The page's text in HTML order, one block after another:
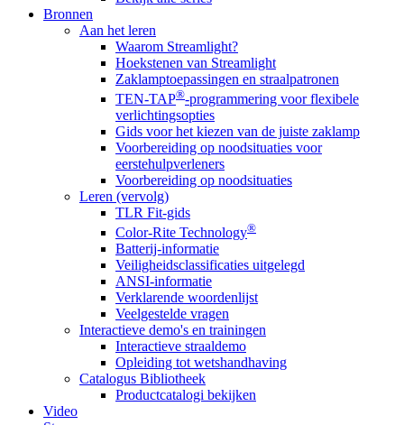
Bronnen
Aan het leren
Waarom Streamlight?
Hoekstenen van Streamlight
Zaklamptoepassingen en straalpatronen
TEN-TAP®-programmering voor flexibele
verlichtingsopties
Gids voor het kiezen van de juiste zaklamp
Voorbereiding op noodsituaties voor
eerstehulpverleners
Voorbereiding op noodsituaties
Leren (vervolg)
TLR Fit-gids
Color-Rite Technology®
Batterij-informatie
Veiligheidsclassificaties uitgelegd
ANSI-informatie
Verklarende woordenlijst
Veelgestelde vragen
Interactieve demo's en trainingen
Interactieve straaldemo
Opleiding tot wetshandhaving
Catalogus Bibliotheek
Productcatalogi bekijken
Video